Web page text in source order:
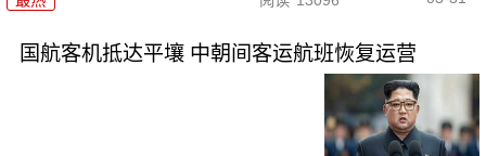
国航客机抵达平壤 中朝间客运航班恢复运营